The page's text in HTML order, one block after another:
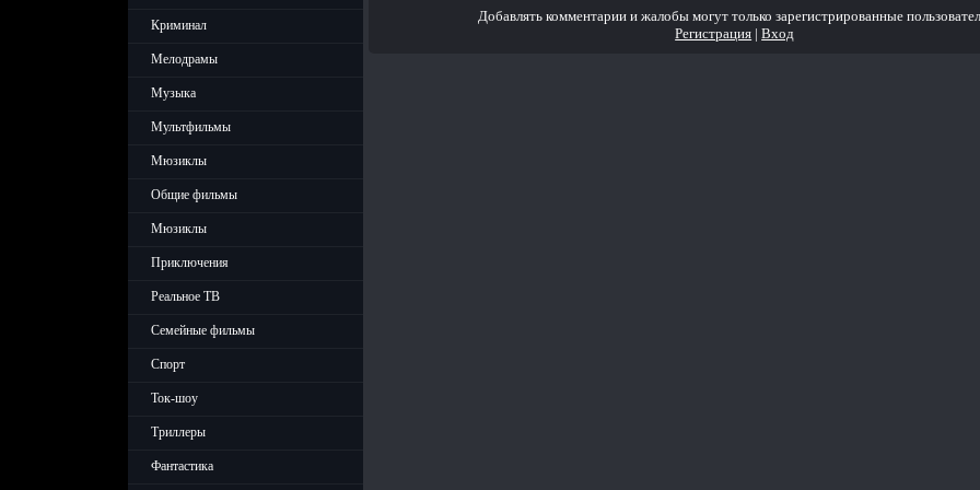
Криминал
Мелодрамы
Музыка
Мультфильмы
Мюзиклы
Общие фильмы
Мюзиклы
Приключения
Реальное ТВ
Семейные фильмы
Спорт
Ток-шоу
Триллеры
Фантастика
Добавлять комментарии и жалобы могут только зарегистрированные
Регистрация |Вход